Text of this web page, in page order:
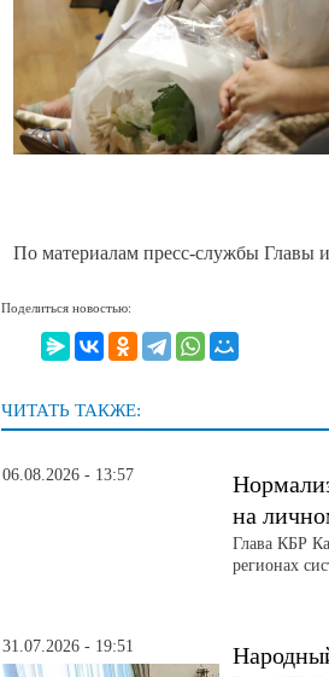
По материалам пресс-службы Главы
Поделиться новостью:
ЧИТАТЬ ТАКЖЕ:
06.08.2026 - 13:57
на
Глава КБР
регионах
31.07.2026 - 19:51